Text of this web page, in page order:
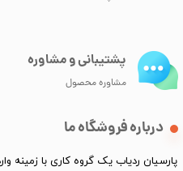
درباره فروشگاه ما
پارسیان ردیاب یک گروه کاری با
پشتیبانی و مشاوره
مشاوره محصول